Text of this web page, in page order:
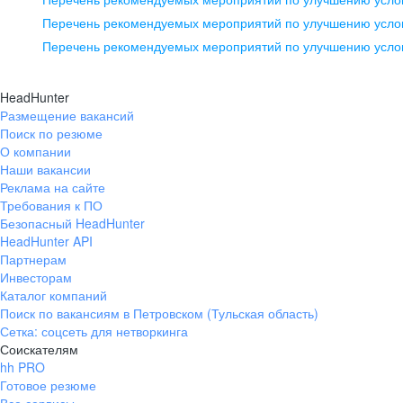
pr@ural.hh.ru
помещение 21
+7 383 207-94-64
pr@nsk.hh.ru
Перечень рекомендуемых мероприятий по улучшению
Перечень рекомендуемых мероприятий по улучшению
HeadHunter
Размещение вакансий
Поиск по резюме
О компании
Наши вакансии
Реклама на сайте
Требования к ПО
Безопасный HeadHunter
HeadHunter API
Партнерам
Инвесторам
Каталог компаний
Поиск по вакансиям в Петровском (Тульская область)
Сетка: соцсеть для нетворкинга
Соискателям
hh PRO
Готовое резюме